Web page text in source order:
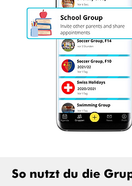
So nutzt du die